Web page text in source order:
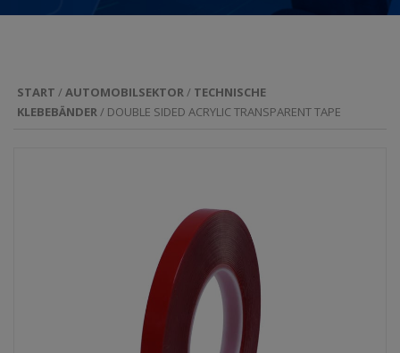
START /AUTOMOBILSEKTOR / TECHNISCHE
KLEBEBÄNDER / DOUBLE SIDED ACRYLIC TRANSPARENT TAPE